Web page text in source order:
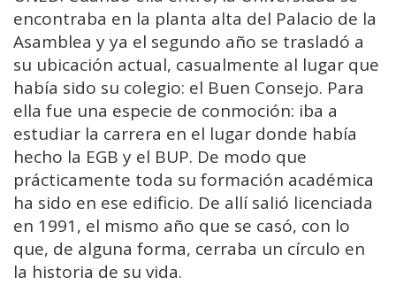
encontraba en la planta alta del Palacio de la
Asamblea y ya el segundo año se trasladó a
su ubicación actual, casualmente al lugar que
había sido su colegio: el Buen Consejo. Para
ella fue una especie de conmoción: iba a
estudiar la carrera en el lugar donde había
hecho la EGB y el BUP. De modo que
prácticamente toda su formación académica
ha sido en ese edificio. De allí salió licenciada
en 1991, el mismo año que se casó, con lo
que, de alguna forma, cerraba un círculo en
la historia de su vida.